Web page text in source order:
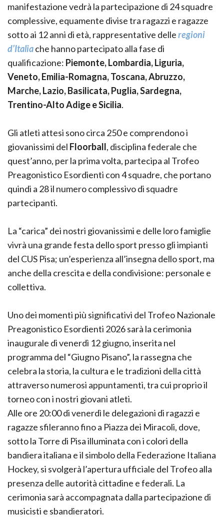
manifestazione vedrà la partecipazione di 24 squadre
complessive, equamente divise tra ragazzi e ragazze
sotto ai 12 anni di età, rappresentative delleregioni
d’Italiache hanno partecipato alla fase di
qualificazione: Piemonte, Lombardia, Liguria,
Veneto, Emilia-Romagna, Toscana, Abruzzo,
Marche, Lazio, Basilicata, Puglia, Sardegna,
Trentino-Alto Adige e Sicilia.
Gli atleti attesi sono circa 250 e comprendono i
giovanissimi del Floorball, disciplina federale che
quest’anno, per la prima volta, partecipa al Trofeo
Preagonistico Esordienti con 4 squadre, che portano
quindi a 28 il numero complessivo di squadre
partecipanti.
La “carica” dei nostri giovanissimi e delle loro famiglie
vivrà una grande festa dello sport presso gli impianti
del CUS Pisa; un’esperienza all’insegna dello sport, ma
anche della crescita e della condivisione: personale e
collettiva.
Uno dei momenti più significativi del Trofeo Nazionale
Preagonistico Esordienti 2026 sarà la cerimonia
inaugurale di venerdì 12 giugno, inserita nel
programma del “Giugno Pisano”, la rassegna che
celebra la storia, la cultura e le tradizioni della città
attraverso numerosi appuntamenti, tra cui proprio il
torneo con i nostri giovani atleti.
Alle ore 20:00 di venerdì le delegazioni di ragazzi e
ragazze sfileranno fino a Piazza dei Miracoli, dove,
sotto la Torre di Pisa illuminata con i colori della
bandiera italiana e il simbolo della Federazione Italiana
Hockey, si svolgerà l’apertura ufficiale del Trofeo alla
presenza delle autorità cittadine e federali. La
cerimonia sarà accompagnata dalla partecipazione di
musicisti e sbandieratori.